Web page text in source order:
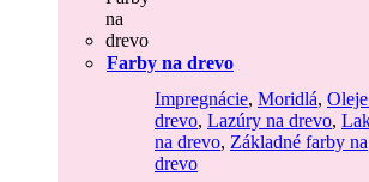
Farby na drevo
Impregnácie, Moridlá,
drevo, Lazúry na drevo,
na drevo, Základné farby na
drevo